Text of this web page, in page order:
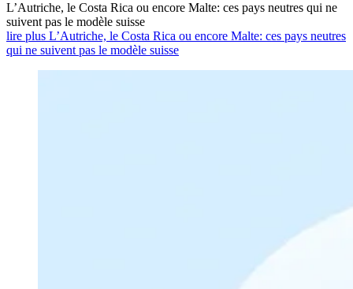
L’Autriche, le Costa Rica ou encore Malte: ces pays neutres qui ne
suivent pas le modèle suisse
lire plus L’Autriche, le Costa Rica ou encore Malte: ces pays neutres
qui ne suivent pas le modèle suisse